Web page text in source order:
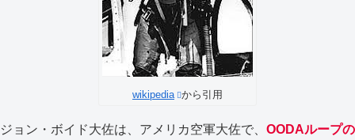
wikipedia から引用
ジョン・ボイド大佐は、アメリカ空軍大佐で、 OODAループの